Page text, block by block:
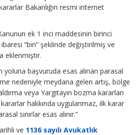
Bakanlığın resmi internet
ek 1 inci maddesinin birinci
ibaresi “bin” şeklinde değiştirilmiş ve
eklenmiştir.
yoluna başvuruda esas alınan parasal
nedeniyle meydana gelen artış, bölge
veya Yargıtayın bozma kararları
hakkında uygulanmaz, ilk karar
sınırlar esas alınır.”
ve 1136 sayılı Avukatlık